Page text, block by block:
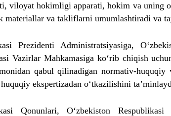
viloyat hokimligi apparati, hokim va uning
materiallar va takliflarni umumlashtiradi va
Prezidenti Administratsiyasiga,
Vazirlar Mahkamasiga ko‘rib chiqish
qabul qilinadigan normativ-
ekspertizadan o‘tkazilishini
Qonunlari, O‘zbekiston